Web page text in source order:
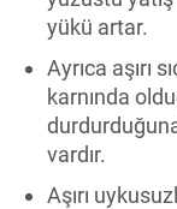
yükü artar.
Ayrıca aşırı
karnında
vardır.
Aşırı